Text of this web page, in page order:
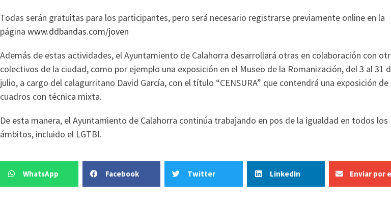
Todas serán gratuitas para los participantes, pero será necesario registrarse previamente online en la
página www.ddbandas.com/joven
Además de estas actividades, el Ayuntamiento de Calahorra desarrollará otras en colaboración con
colectivos de la ciudad, como por ejemplo una exposición en el Museo de la Romanización, del 3 al 31
julio, a cargo del calagurritano David García, con el título “CENSURA” que contendrá una exposición de
cuadros con técnica mixta.
De esta manera, el Ayuntamiento de Calahorra continúa trabajando en pos de la igualdad en todos los
ámbitos, incluido el LGTBI.
WhatsApp Facebook Twitter LinkedIn Enviar por